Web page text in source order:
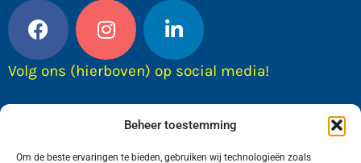
Beheer toestemming
Om de beste ervaringen te bieden, gebruiken wij technologieën zoals
Volg ons (hierboven) op social media!